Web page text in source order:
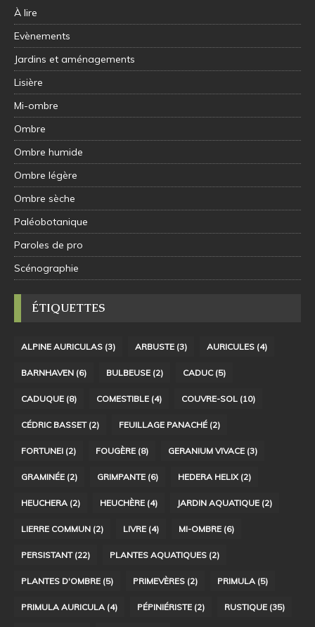
À lire
Evènements
Jardins et aménagements
Lisière
Mi-ombre
Ombre
Ombre humide
Ombre légère
Ombre sèche
Paléobotanique
Paroles de pro
Scénographie
ÉTIQUETTES
ALPINE AURICULAS (3) ARBUSTE (3) AURICULES (4)
BARNHAVEN (6) BULBEUSE (2) CADUC(5)
CADUQUE (8) COMESTIBLE (4) COUVRE-SOL (10)
CÉDRIC BASSET(2) FEUILLAGE PANACHÉ (2)
FORTUNEI (2) FOUGÈRE (8) GERANIUM VIVACE (3)
GRAMINÉE (2) GRIMPANTE (6) HEDERA HELIX (2)
HEUCHERA (2) HEUCHÈRE (4) JARDIN AQUATIQUE (2)
LIERRE COMMUN (2) LIVRE (4) MI-OMBRE (6)
PERSISTANT(22) PLANTES AQUATIQUES (2)
PLANTES D'OMBRE (5) PRIMEVÈRES (2) PRIMULA (5)
PRIMULA AURICULA (4) PÉPINIÉRISTE (2) RUSTIQUE (35)